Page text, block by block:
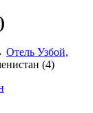
Отель Узбой,
(4)